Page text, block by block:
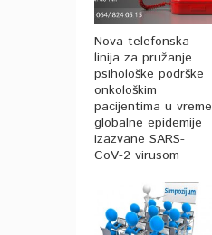
Nova telefonska
linija za pružanje
psihološke podrške
onkološkim
pacijentima u vreme
globalne epidemije
izazvane SARS-
CoV-2 virusom